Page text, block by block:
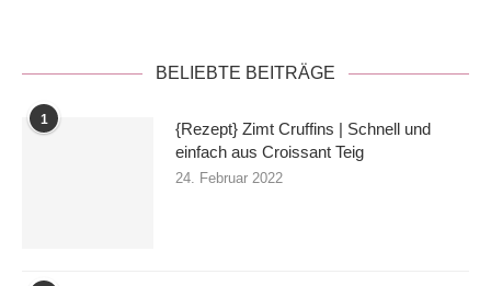
BELIEBTE BEITRÄGE
1
{Rezept} Zimt Cruffins | Schnell und
einfach aus Croissant Teig
24. Februar 2022